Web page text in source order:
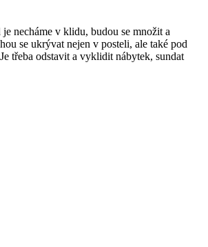
necháme v klidu, budou se množit a
se ukrývat nejen v posteli, ale také pod
třeba odstavit a vyklidit nábytek, sundat